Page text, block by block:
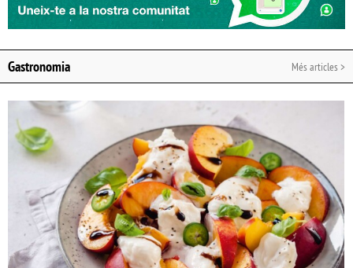
Gastronomia Més articles >